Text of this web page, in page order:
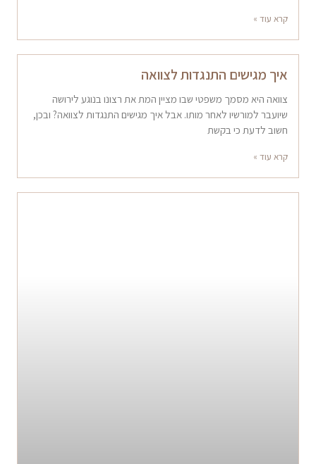
קרא עוד »
איך מגישים התנגדות לצוואה
צוואה היא מסמך משפטי שבו מציין המת את רצונו בנוגע לירושה
שיועבר למורשיו לאחר מותו. אבל איך מגישים התנגדות לצוואה? ובכן,
חשוב לדעת כי בקשת
קרא עוד »